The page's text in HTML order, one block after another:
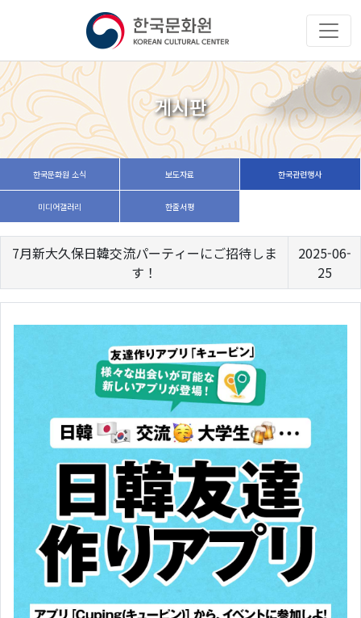
게시판
한국문화원 소식 보도자료 한국관련행사
미디어갤러리 한줄서평
7月新大久保日韓交流パーティーにご招待しま
す！
2025-06-
25